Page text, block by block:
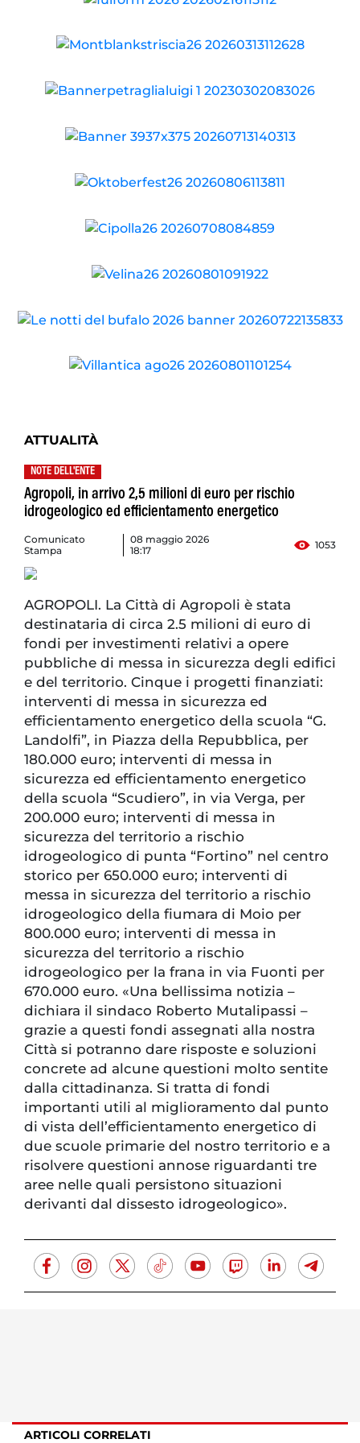
ATTUALITÀ
NOTE DELL'ENTE
Agropoli, in arrivo 2,5 milioni di euro per rischio
idrogeologico ed efficientamento energetico
Comunicato
Stampa
08 maggio 2026
18:17
1053
AGROPOLI. La Città di Agropoli è stata
destinataria di circa 2.5 milioni di euro di
fondi per investimenti relativi a opere
pubbliche di messa in sicurezza degli edifici
e del territorio. Cinque i progetti finanziati:
interventi di messa in sicurezza ed
efficientamento energetico della scuola “G.
Landolfi”, in Piazza della Repubblica, per
180.000 euro; interventi di messa in
sicurezza ed efficientamento energetico
della scuola “Scudiero”, in via Verga, per
200.000 euro; interventi di messa in
sicurezza del territorio a rischio
idrogeologico di punta “Fortino” nel centro
storico per 650.000 euro; interventi di
messa in sicurezza del territorio a rischio
idrogeologico della fiumara di Moio per
800.000 euro; interventi di messa in
sicurezza del territorio a rischio
idrogeologico per la frana in via Fuonti per
670.000 euro. «Una bellissima notizia –
dichiara il sindaco Roberto Mutalipassi –
grazie a questi fondi assegnati alla nostra
Città si potranno dare risposte e soluzioni
concrete ad alcune questioni molto sentite
dalla cittadinanza. Si tratta di fondi
importanti utili al miglioramento dal punto
di vista dell’efficientamento energetico di
due scuole primarie del nostro territorio e a
risolvere questioni annose riguardanti tre
aree nelle quali persistono situazioni
derivanti dal dissesto idrogeologico».
ARTICOLI CORRELATI